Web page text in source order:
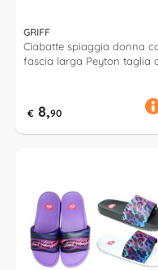
GRIFF
Ciabatte spiaggia donna
fascia larga Peyton taglia
€ 8,90